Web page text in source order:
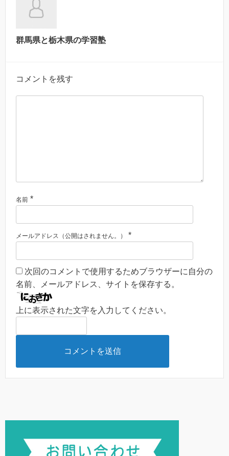
群馬県と栃木県の学習塾
コメントを残す
名前 *
メールアドレス（公開はされません。） *
次回のコメントで使用するためブラウザーに自分の
名前、メールアドレス、サイトを保存する。
上に表示された文字を入力してください。